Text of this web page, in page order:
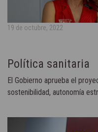
19 de octubre, 2022
Política sanitaria
El Gobierno aprueba el
sostenibilidad, autonomía